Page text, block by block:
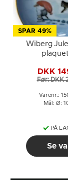
SPAR 49%
Wiberg
og kat, Bing
nr.
DKK
Før: DKK
Varenr.:
Mål: Ø:
PÅ
Se